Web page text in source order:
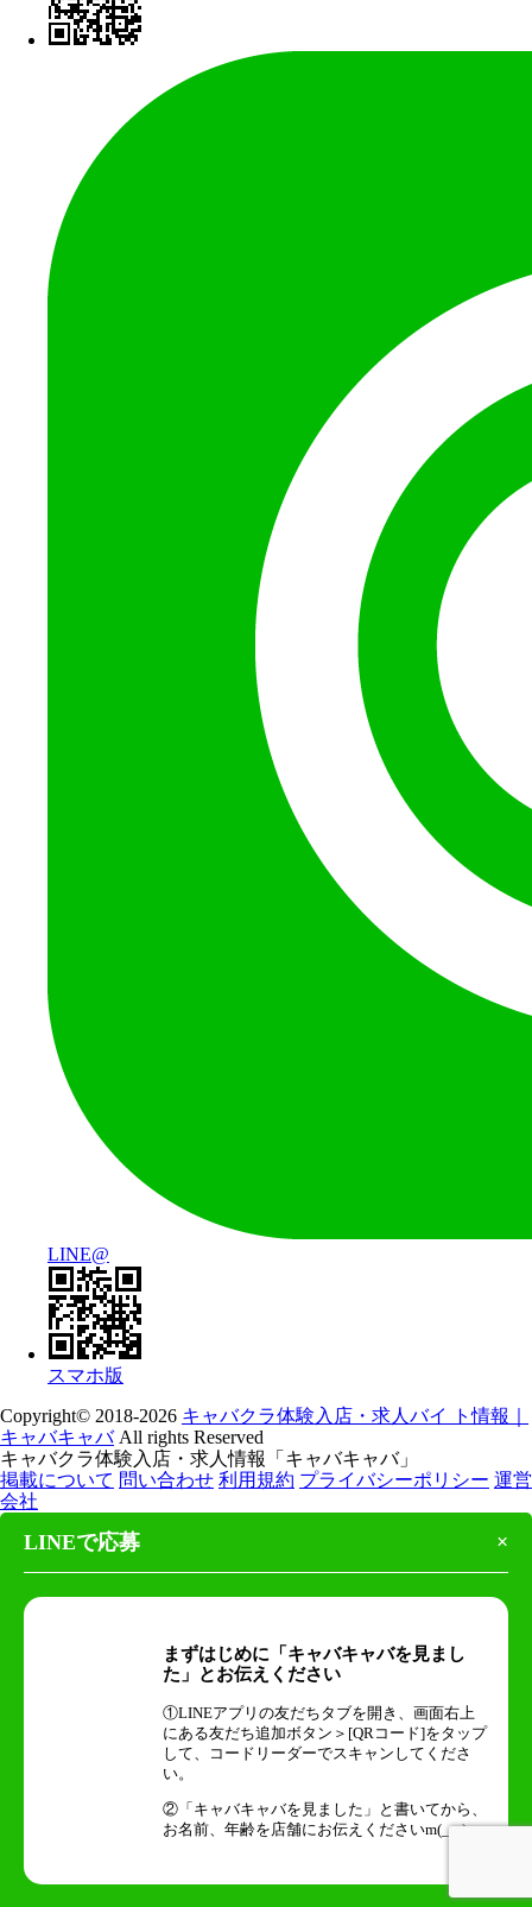
LINE@
スマホ版
Copyright© 2018-2026 キャバクラ体験入店・求人バイ ト情報｜
キャバキャバAll rights Reserved
キャバクラ体験入店・求人情報「キャバキャバ」
掲載について 問い合わせ 利用規約 プライバシーポリシー 運営
会社
LINEで応募 ×
まずはじめに「キャバキャバを見まし
た」とお伝えください
①LINEアプリの友だちタブを開き、画面右上
にある友だち追加ボタン＞[QRコード]をタップ
して、コードリーダーでスキャンしてくださ
い。
②「キャバキャバを見ました」と書いてから、
お名前、年齢を店舗にお伝えくださいm(_ _)m